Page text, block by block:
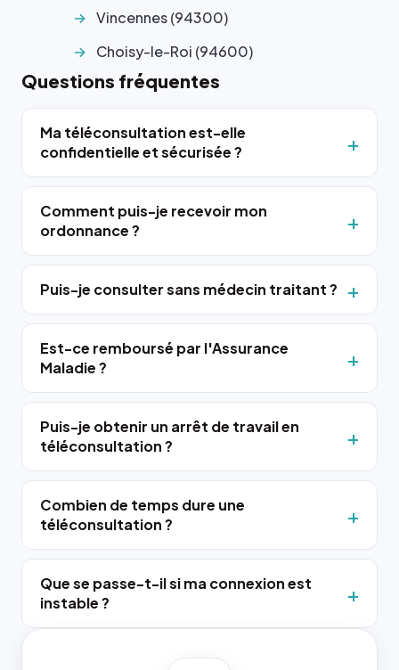
Vincennes (94300)
Choisy-le-Roi (94600)
Questions fréquentes
Ma téléconsultation est-elle
confidentielle et sécurisée ?
Comment puis-je recevoir mon
ordonnance ?
Puis-je consulter sans médecin traitant ?
Est-ce remboursé par l'Assurance
Maladie ?
Puis-je obtenir un arrêt de travail en
téléconsultation ?
Combien de temps dure une
téléconsultation ?
Que se passe-t-il si ma connexion est
instable ?